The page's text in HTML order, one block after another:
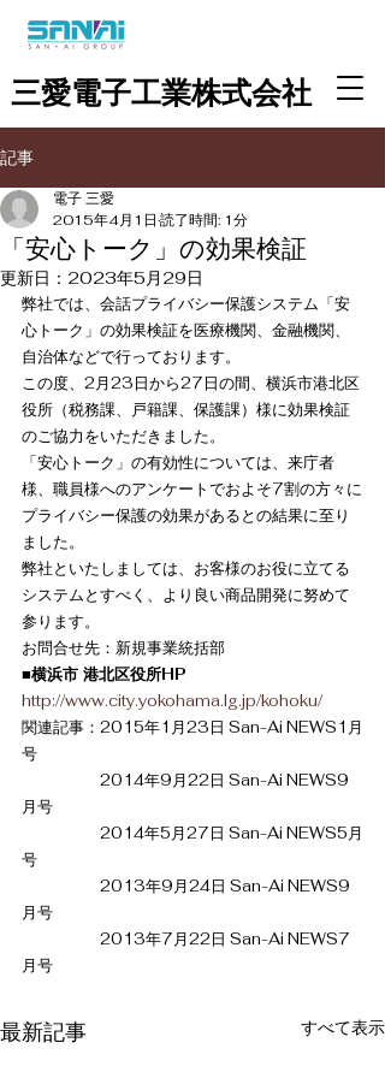
三愛電子工業株式会社
記事
「安心トーク」の効果検証
電子 三愛
2015年4月1日 読了時間: 1分
更新日： 2023年5月29日
弊社では、会話プライバシー保護システム「安
心トーク」の効果検証を医療機関、金融機関、
自治体などで行っております。
この度、2月23日から27日の間、横浜市港北区
役所（税務課、戸籍課、保護課）様に効果検証
のご協力をいただきました。
「安心トーク」の有効性については、来庁者
様、職員様へのアンケートでおよそ7割の方々に
プライバシー保護の効果があるとの結果に至り
ました。
弊社といたしましては、お客様のお役に立てる
システムとすべく、より良い商品開発に努めて
参ります。
お問合せ先：新規事業統括部
■横浜市 港北区役所HP
http://www.city.yokohama.lg.jp/kohoku/
関連記事：2015年1月23日 San-Ai NEWS1月
号
2014年9月22日 San-Ai NEWS9
月号
2014年5月27日 San-Ai NEWS5月
号
2013年9月24日 San-Ai NEWS9
月号
2013年7月22日 San-Ai NEWS7
月号
最新記事 すべて表示